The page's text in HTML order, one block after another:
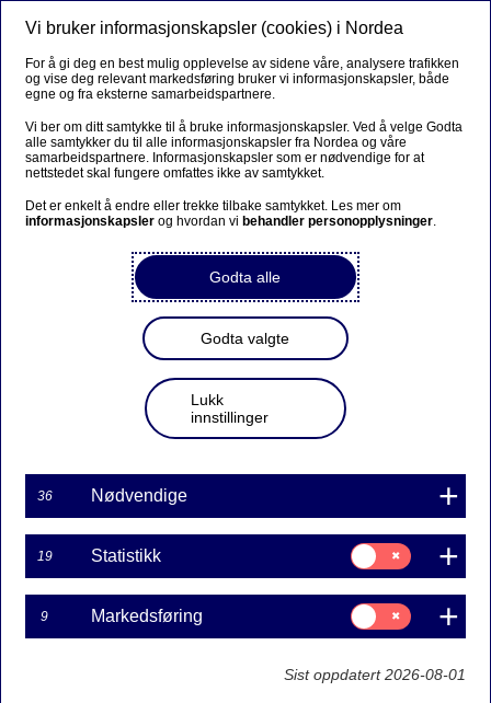
Vi bruker informasjonskapsler (cookies) i Nordea
For å gi deg en best mulig opplevelse av sidene våre, analysere trafikken
og vise deg relevant markedsføring bruker vi informasjonskapsler, både
egne og fra eksterne samarbeidspartnere.
Vi ber om ditt samtykke til å bruke informasjonskapsler. Ved å velge Godta
alle samtykker du til alle informasjonskapsler fra Nordea og våre
samarbeidspartnere. Informasjonskapsler som er nødvendige for at
nettstedet skal fungere omfattes ikke av samtykket.
Det er enkelt å endre eller trekke tilbake samtykket. Les mer om
informasjonskapsler og hvordan vi behandler personopplysninger.
Godta alle
Godta valgte
Lukk
innstillinger
36 Nødvendige
19 Statistikk
Samtykke
til:
Statistikk
9 Markedsføring
Samtykke
til:
Markedsføring
Sist oppdatert 2026-08-01